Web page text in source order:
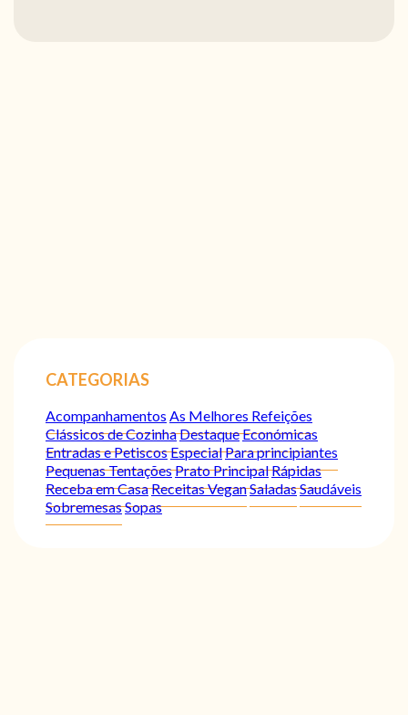
CATEGORIAS
Acompanhamentos As Melhores Refeições
Clássicos de CozinhaDestaqueEconómicas
Entradas e PetiscosEspecialPara principiantes
Pequenas TentaçõesPrato PrincipalRápidas
Receba em CasaReceitas VeganSaladasSaudáveis
SobremesasSopas